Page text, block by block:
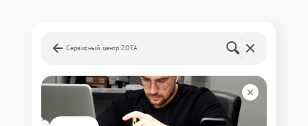
Сервисный центр ZOTA